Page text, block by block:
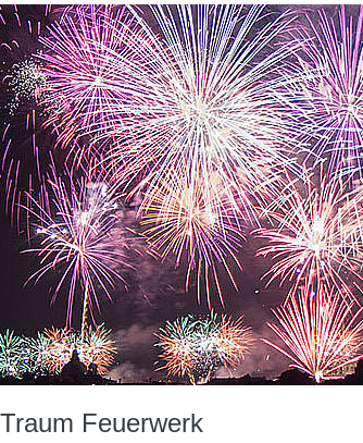
Traum Feuerwerk